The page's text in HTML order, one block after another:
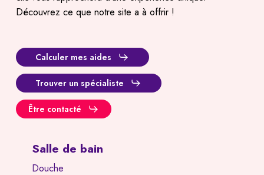
Découvrez ce que notre site a à offrir !
Calculer mes aides
Trouver un spécialiste
Être contacté
Salle de bain
Douche